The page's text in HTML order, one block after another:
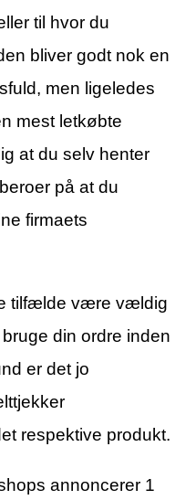
til hvor du
bliver godt nok en
men ligeledes
mest letkøbte
at du selv henter
på at du
firmaets
tilfælde være vældig
din ordre inden
er det jo
respektive produkt.
annoncerer 1